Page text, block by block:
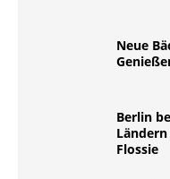
Neue
Berlin
Flossie